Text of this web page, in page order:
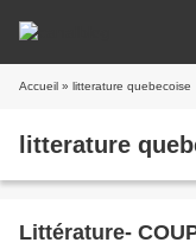
Accueil » litterature quebecoise
litterature
Littérature- COUP